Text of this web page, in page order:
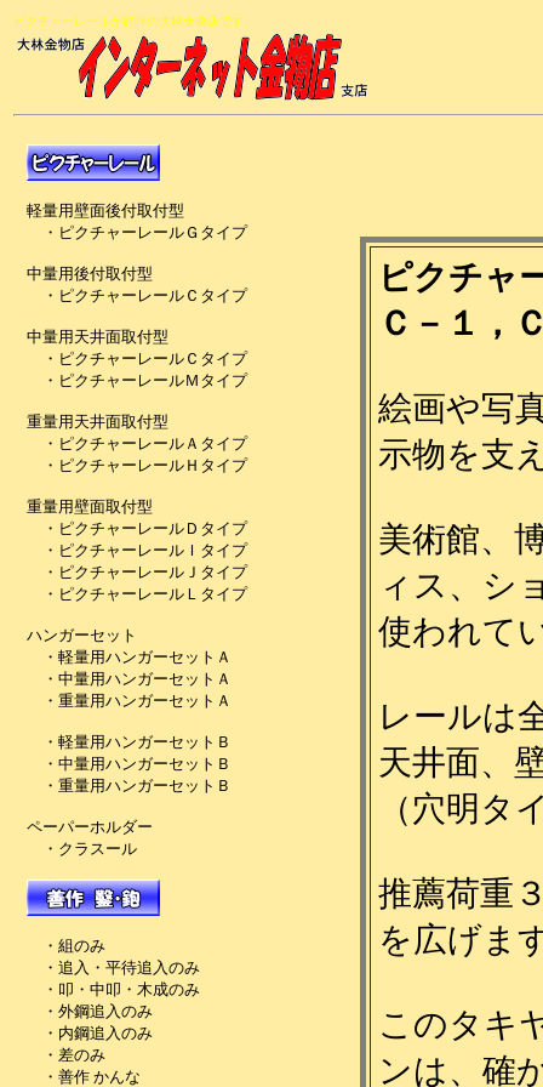
ピクチャーレールが好評の大林金物店です。
ピクチ
Ｃ－１，
絵画や写
示物を支
美術館、
ィス、シ
使われて
レールは
天井面、
（穴明タ
推薦荷重
を広げま
このタキ
ンは、確